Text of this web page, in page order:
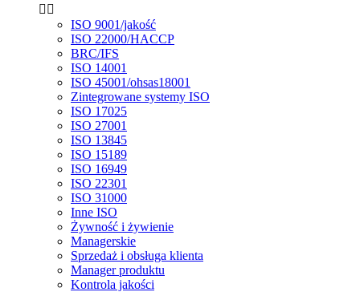
 
ISO 9001/jakość
ISO 22000/HACCP
BRC/IFS
ISO 14001
ISO 45001/ohsas18001
Zintegrowane systemy ISO
ISO 17025
ISO 27001
ISO 13845
ISO 15189
ISO 16949
ISO 22301
ISO 31000
Inne ISO
Żywność i żywienie
Managerskie
Sprzedaż i obsługa klienta
Manager produktu
Kontrola jakości